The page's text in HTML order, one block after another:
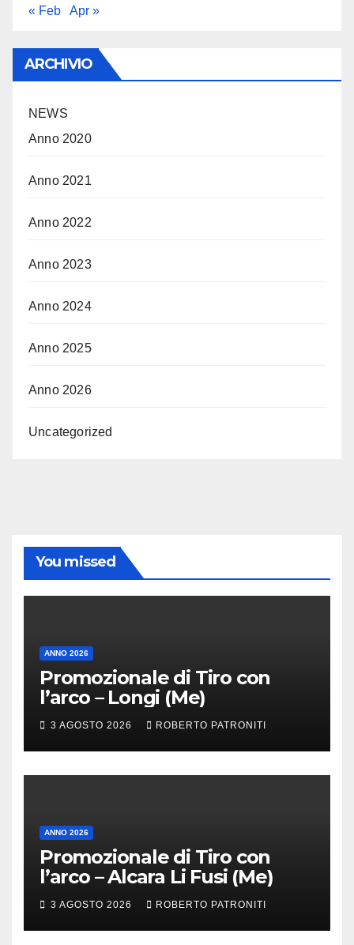
« Feb Apr »
ARCHIVIO
NEWS
Anno 2020
Anno 2021
Anno 2022
Anno 2023
Anno 2024
Anno 2025
Anno 2026
Uncategorized
You missed
ANNO 2026
Promozionale di Tiro con
l’arco – Longi (Me)
3 AGOSTO 2026 ROBERTO PATRONITI
ANNO 2026
Promozionale di Tiro con
l’arco – Alcara Li Fusi (Me)
3 AGOSTO 2026 ROBERTO PATRONITI